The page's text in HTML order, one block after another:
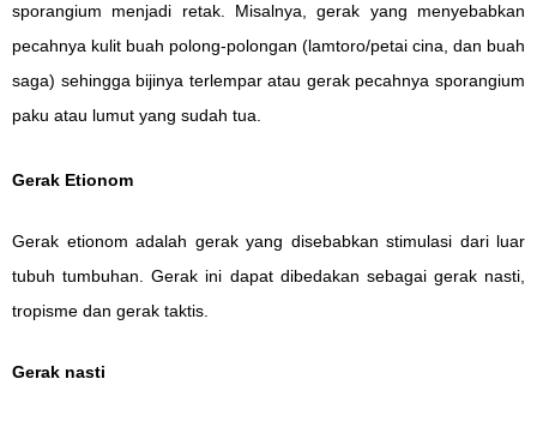
sporangium menjadi retak. Misalnya, gerak yang menyebabkan
pecahnya kulit buah polong-polongan (lamtoro/petai cina, dan buah
saga) sehingga bijinya terlempar atau gerak pecahnya sporangium
paku atau lumut yang sudah tua.
Gerak Etionom
Gerak etionom adalah gerak yang disebabkan stimulasi dari luar
tubuh tumbuhan. Gerak ini dapat dibedakan sebagai gerak nasti,
tropisme dan gerak taktis.
Gerak nasti